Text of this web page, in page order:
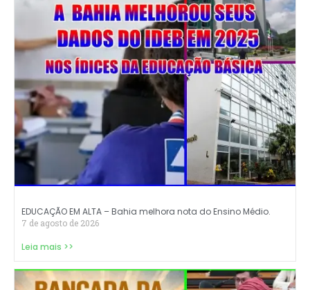
EDUCAÇÃO EM ALTA – Bahia melhora nota do Ensino Médio.
7 de agosto de 2026
Leia mais >>